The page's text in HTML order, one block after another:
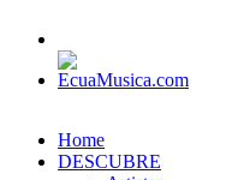
Home
DESCUBRE